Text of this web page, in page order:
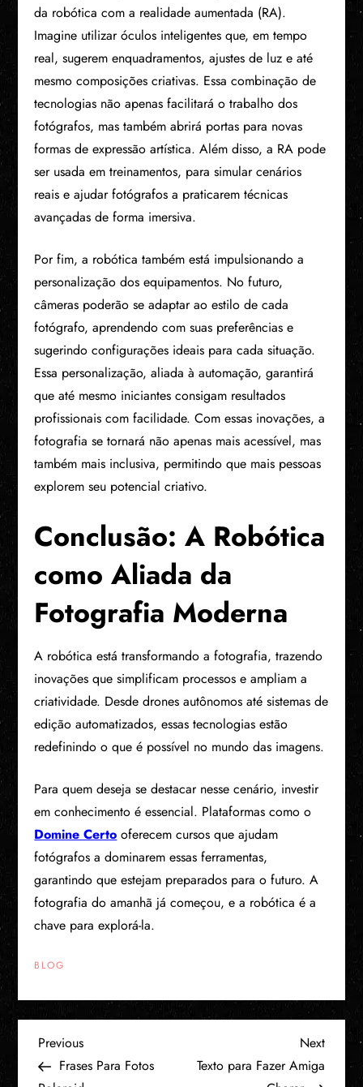
da robótica com a realidade aumentada (RA).
Imagine utilizar óculos inteligentes que, em tempo
real, sugerem enquadramentos, ajustes de luz e até
mesmo composições criativas. Essa combinação de
tecnologias não apenas facilitará o trabalho dos
fotógrafos, mas também abrirá portas para novas
formas de expressão artística. Além disso, a RA pode
ser usada em treinamentos, para simular cenários
reais e ajudar fotógrafos a praticarem técnicas
avançadas de forma imersiva.
Por fim, a robótica também está impulsionando a
personalização dos equipamentos. No futuro,
câmeras poderão se adaptar ao estilo de cada
fotógrafo, aprendendo com suas preferências e
sugerindo configurações ideais para cada situação.
Essa personalização, aliada à automação, garantirá
que até mesmo iniciantes consigam resultados
profissionais com facilidade. Com essas inovações, a
fotografia se tornará não apenas mais acessível, mas
também mais inclusiva, permitindo que mais pessoas
explorem seu potencial criativo.
Conclusão: A Robótica
como Aliada da
Fotografia Moderna
A robótica está transformando a fotografia, trazendo
inovações que simplificam processos e ampliam a
criatividade. Desde drones autônomos até sistemas de
edição automatizados, essas tecnologias estão
redefinindo o que é possível no mundo das imagens.
Para quem deseja se destacar nesse cenário, investir
em conhecimento é essencial. Plataformas como o
Domine Certo oferecem cursos que ajudam
fotógrafos a dominarem essas ferramentas,
garantindo que estejam preparados para o futuro. A
fotografia do amanhã já começou, e a robótica é a
chave para explorá-la.
BLOG
N
Previous
Post
Previous
Frases Para Fotos
Next
Post
Next
Texto para Fazer Amiga